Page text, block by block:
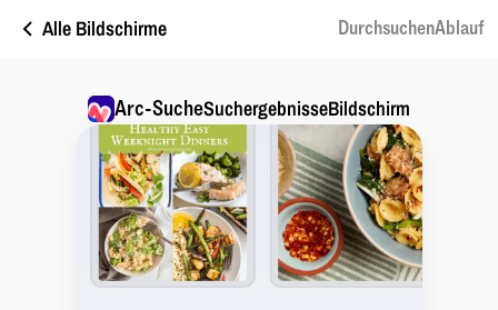
Alle Bildschirme DurchsuchenAblauf
Arc-SucheSuchergebnisseBildschirm